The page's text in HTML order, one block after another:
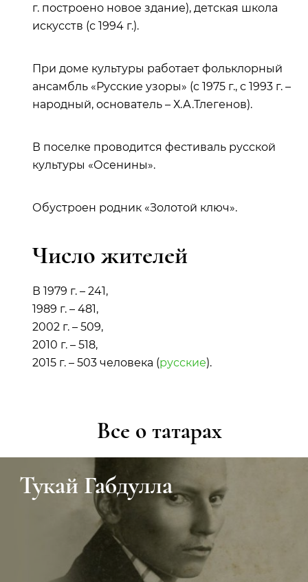
г. построено новое здание), детская школа
искусств (с 1994 г.).
При доме культуры работает фольклорный
ансамбль «Русские узоры» (с 1975 г., с 1993 г. –
народный, основатель – Х.А.Тлегенов).
В поселке проводится фестиваль русской
культуры «Осенины».
Обустроен родник «Золотой ключ».
Число жителей
В 1979 г. – 241,
1989 г. – 481,
2002 г. – 509,
2010 г. – 518,
2015 г. – 503 человека (русские).
Все о татарах